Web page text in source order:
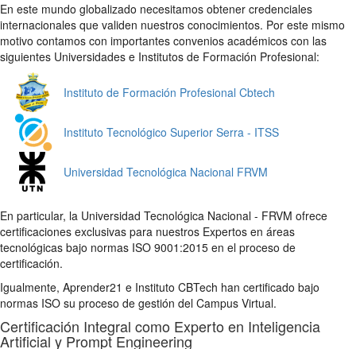
En este mundo globalizado necesitamos obtener credenciales
internacionales que validen nuestros conocimientos. Por este mismo
motivo contamos con importantes convenios académicos con las
siguientes Universidades e Institutos de Formación Profesional:
Instituto de Formación Profesional Cbtech
Instituto Tecnológico Superior Serra - ITSS
Universidad Tecnológica Nacional FRVM
En particular, la Universidad Tecnológica Nacional - FRVM ofrece
certificaciones exclusivas para nuestros Expertos en áreas
tecnológicas bajo normas ISO 9001:2015 en el proceso de
certificación.
Igualmente, Aprender21 e Instituto CBTech han certificado bajo
normas ISO su proceso de gestión del Campus Virtual.
Certificación Integral como Experto en Inteligencia
Artificial y Prompt Engineering